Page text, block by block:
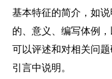
基本特征的简介，如
的、意义、编写体例
可以评述和对相关问
引言中说明。